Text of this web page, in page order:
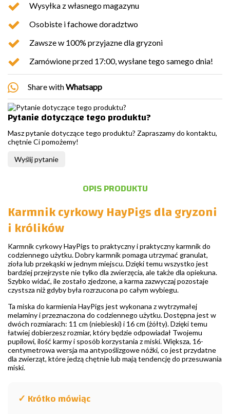
Wysyłka z własnego magazynu
Osobiste i fachowe doradztwo
Zawsze w 100% przyjazne dla gryzoni
Zamówione przed 17:00, wysłane tego samego dnia!
Share withWhatsapp
Pytanie dotyczące tego produktu?
Masz pytanie dotyczące tego produktu? Zapraszamy do kontaktu,
chętnie Ci pomożemy!
Wyślij pytanie
OPIS PRODUKTU
Karmnik cyrkowy HayPigs dla gryzoni
i królików
Karmnik cyrkowy HayPigs to praktyczny i praktyczny karmnik do
codziennego użytku. Dobry karmnik pomaga utrzymać granulat,
zioła lub przekąski w jednym miejscu. Dzięki temu wszystko jest
bardziej przejrzyste nie tylko dla zwierzęcia, ale także dla opiekuna.
Szybko widać, ile zostało zjedzone, a karma zazwyczaj pozostaje
czystsza niż gdyby była rozrzucona po całym wybiegu.
Ta miska do karmienia HayPigs jest wykonana z wytrzymałej
melaminy i przeznaczona do codziennego użytku. Dostępna jest w
dwóch rozmiarach: 11 cm (niebieski) i 16 cm (żółty). Dzięki temu
łatwiej dobierzesz rozmiar, który będzie odpowiadał Twojemu
pupilowi, ilość karmy i sposób korzystania z miski. Większa, 16-
centymetrowa wersja ma antypoślizgowe nóżki, co jest przydatne
dla zwierząt, które jedzą chętnie lub mają tendencję do przesuwania
miski.
✓ Krótko mówiąc